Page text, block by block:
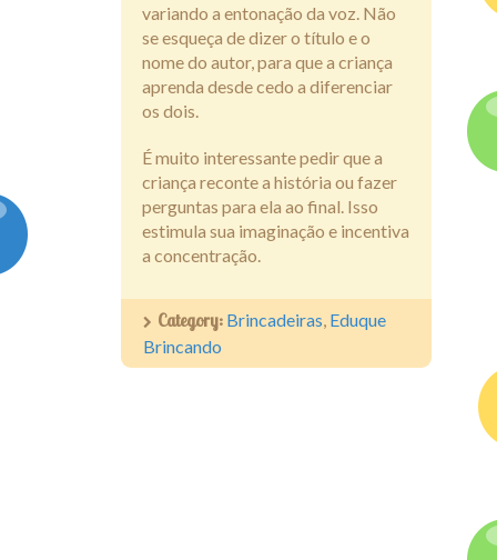
variando a entonação da voz. Não
se esqueça de dizer o título e o
nome do autor, para que a criança
aprenda desde cedo a diferenciar
os dois.
É muito interessante pedir que a
criança reconte a história ou fazer
perguntas para ela ao final. Isso
estimula sua imaginação e incentiva
a concentração.
Category: Brincadeiras Eduque
Brincando